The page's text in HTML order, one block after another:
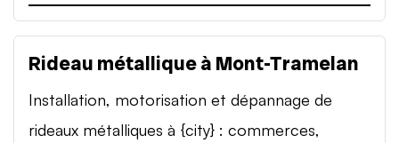
Rideau métallique à Mont-Tramelan
Installation, motorisation et dépannage de
rideaux métalliques à {city} : commerces,